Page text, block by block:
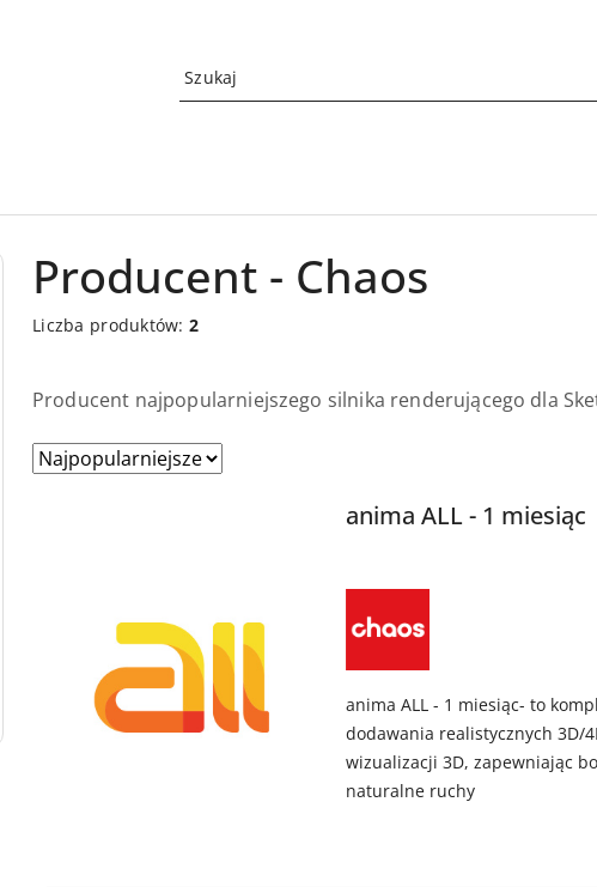
Producent - Chaos
Liczba produktów:2
Producent najpopularniejszego silnika renderującego dla
Zastosowano
Sortuj
według
anima ALL - 1 miesiąc
NAZWA
PRODUCENTA:
CHAOS
anima ALL - 1 miesiąc- to
dodawania realistycznych 3D/
wizualizacji 3D, zapewniając
naturalne ruchy